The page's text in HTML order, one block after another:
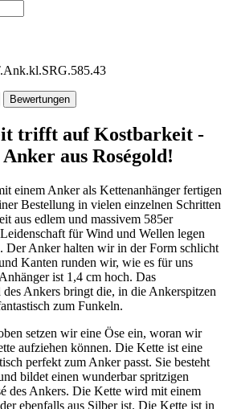
Bewertungen
trifft auf Kostbarkeit -
aus Roségold!
einem Anker als Kettenanhänger fertigen
Bestellung in vielen einzelnen Schritten
aus edlem und massivem 585er
für Wind und Wellen legen
Der Anker halten wir in der Form schlicht
Kanten runden wir, wie es für uns
ist 1,4 cm hoch. Das
Ankers bringt die, in die Ankerspitzen
zum Funkeln.
setzen wir eine Öse ein, woran wir
aufziehen können. Die Kette ist eine
perfekt zum Anker passt. Sie besteht
bildet einen wunderbar spritzigen
des Ankers. Die Kette wird mit einem
ebenfalls aus Silber ist. Die Kette ist in